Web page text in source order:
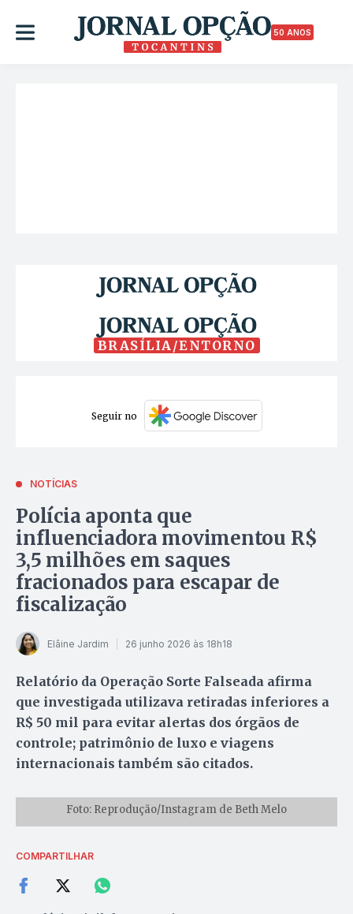
50 ANOS
BRASÍLIA/ENTORNO
Seguir no
NOTÍCIAS
Polícia aponta que
influenciadora movimentou R$
3,5 milhões em saques
fracionados para escapar de
fiscalização
Elâine Jardim 26 junho 2026 às 18h18
Relatório da Operação Sorte Falseada afirma
que investigada utilizava retiradas inferiores a
R$ 50 mil para evitar alertas dos órgãos de
controle; patrimônio de luxo e viagens
internacionais também são citados.
Foto: Reprodução/Instagram de Beth Melo
COMPARTILHAR